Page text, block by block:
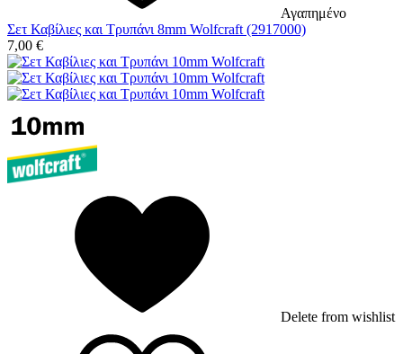
Αγαπημένο
Σετ Καβίλιες και Τρυπάνι 8mm Wolfcraft (2917000)
7,00 €
Delete from wishlist